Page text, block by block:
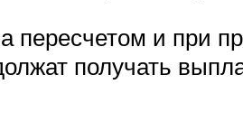
пересчетом и при
получать